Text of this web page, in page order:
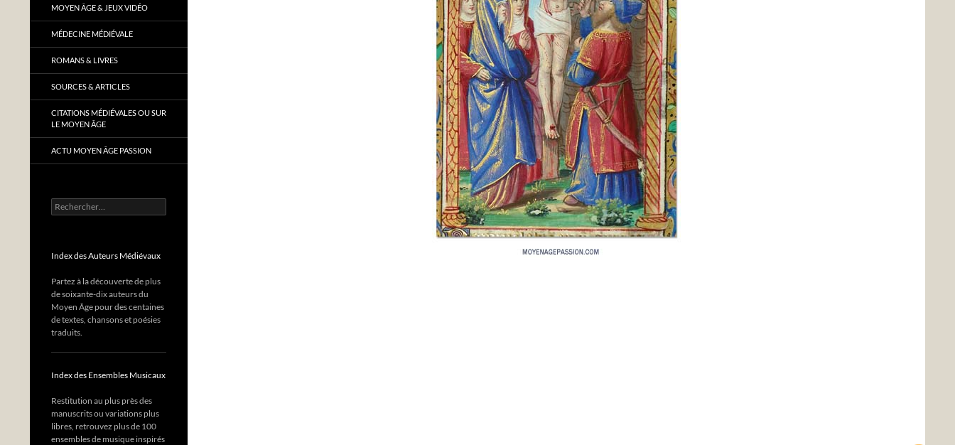
MOYEN ÂGE & JEUX VIDÉO
MÉDECINE MÉDIÉVALE
ROMANS & LIVRES
SOURCES & ARTICLES
CITATIONS MÉDIÉVALES OU SUR
LE MOYEN ÂGE
ACTU MOYEN ÂGE PASSION
Rechercher :
Index des Auteurs Médiévaux
Partez à la découverte de plus
de soixante-dix auteurs du
Moyen Âge pour des centaines
de textes, chansons et poésies
traduits.
Index des Ensembles Musicaux
Restitution au plus près des
manuscrits ou variations plus
libres, retrouvez plus de 100
ensembles de musique inspirés